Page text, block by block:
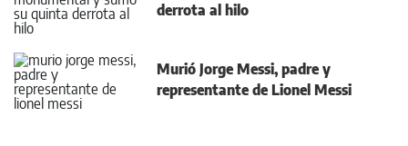
derrota al hilo
Murió Jorge Messi, padre y
representante de Lionel Messi